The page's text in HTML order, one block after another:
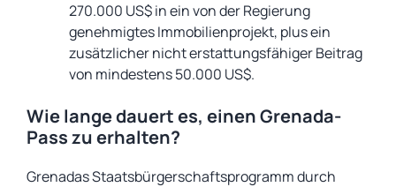
270.000 US$ in ein von der Regierung
genehmigtes Immobilienprojekt, plus ein
zusätzlicher nicht erstattungsfähiger Beitrag
von mindestens 50.000 US$.
Wie lange dauert es, einen Grenada-
Pass zu erhalten?
Grenadas Staatsbürgerschaftsprogramm durch